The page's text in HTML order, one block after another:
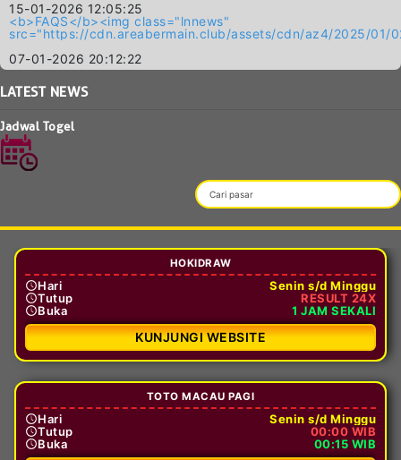
15-01-2026 12:05:25
<b>FAQS</b><img class="lnnews"
src="https://cdn.areabermain.club/assets/cdn/az4/2025/
07-01-2026 20:12:22
LATESTNEWS
Jadwal Togel
HOKIDRAW
Hari
Senin s/d Minggu
Tutup
RESULT 24X
Buka
1 JAM SEKALI
KUNJUNGI WEBSITE
TOTO MACAU PAGI
Hari
Senin s/d Minggu
Tutup
00:00 WIB
Buka
00:15 WIB